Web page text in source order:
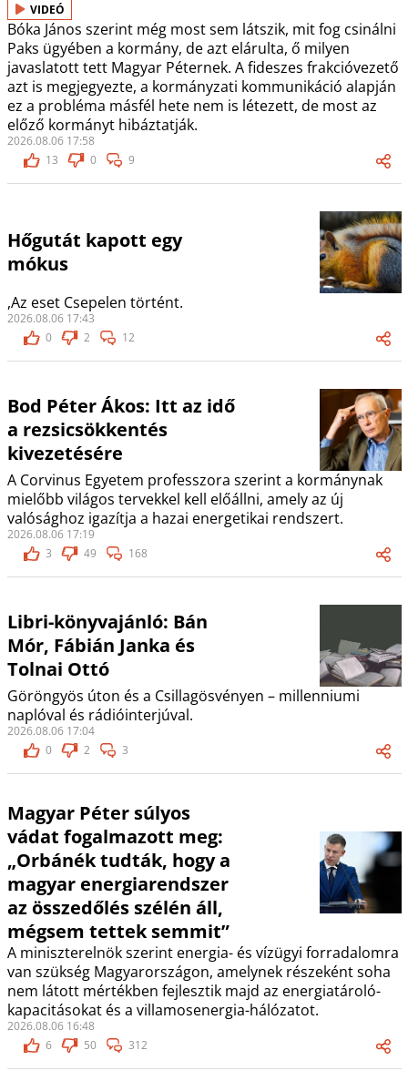
VIDEÓ
Bóka János szerint még most sem látszik, mit fog csinálni
Paks ügyében a kormány, de azt elárulta, ő milyen
javaslatott tett Magyar Péternek. A fideszes frakcióvezető
azt is megjegyezte, a kormányzati kommunikáció alapján
ez a probléma másfél hete nem is létezett, de most az
előző kormányt hibáztatják.
2026.08.06 17:58
13
0 9
Hőgutát kapott egy
mókus
,Az eset Csepelen történt.
2026.08.06 17:43
0
2 12
Bod Péter Ákos: Itt az idő
a rezsicsökkentés
kivezetésére
A Corvinus Egyetem professzora szerint a kormánynak
mielőbb világos tervekkel kell előállni, amely az új
valósághoz igazítja a hazai energetikai rendszert.
2026.08.06 17:19
3
49 168
Libri-könyvajánló: Bán
Mór, Fábián Janka és
Tolnai Ottó
Göröngyös úton és a Csillagösvényen – millenniumi
naplóval és rádióinterjúval.
2026.08.06 17:04
0
2 3
Magyar Péter súlyos
vádat fogalmazott meg:
„Orbánék tudták, hogy a
magyar energiarendszer
az összedőlés szélén áll,
mégsem tettek semmit”
A miniszterelnök szerint energia- és vízügyi forradalomra
van szükség Magyarországon, amelynek részeként soha
nem látott mértékben fejlesztik majd az energiatároló-
kapacitásokat és a villamosenergia-hálózatot.
2026.08.06 16:48
6
50 312